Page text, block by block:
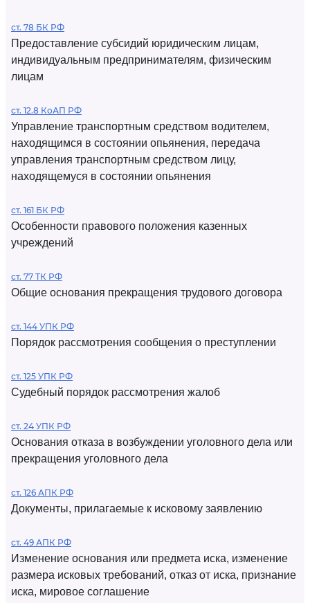
ст. 78 БК РФ
Предоставление субсидий юридическим лицам,
индивидуальным предпринимателям, физическим
лицам
ст. 12.8 КоАП РФ
Управление транспортным средством водителем,
находящимся в состоянии опьянения, передача
управления транспортным средством лицу,
находящемуся в состоянии опьянения
ст. 161 БК РФ
Особенности правового положения казенных
учреждений
ст. 77 ТК РФ
Общие основания прекращения трудового договора
ст. 144 УПК РФ
Порядок рассмотрения сообщения о преступлении
ст. 125 УПК РФ
Судебный порядок рассмотрения жалоб
ст. 24 УПК РФ
Основания отказа в возбуждении уголовного дела или
прекращения уголовного дела
ст. 126 АПК РФ
Документы, прилагаемые к исковому заявлению
ст. 49 АПК РФ
Изменение основания или предмета иска, изменение
размера исковых требований, отказ от иска, признание
иска, мировое соглашение